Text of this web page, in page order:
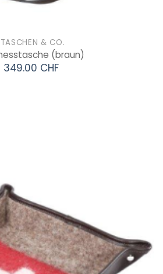
TASCHEN & CO.
(braun)
349.00 CHF